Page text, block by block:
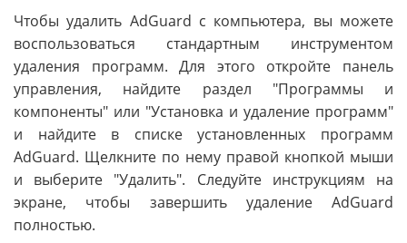
Чтобы удалить AdGuard с компьютера, вы можете
воспользоваться стандартным инструментом
удаления программ. Для этого откройте панель
управления, найдите раздел "Программы и
компоненты" или "Установка и удаление программ"
и найдите в списке установленных программ
AdGuard. Щелкните по нему правой кнопкой мыши
и выберите "Удалить". Следуйте инструкциям на
экране, чтобы завершить удаление AdGuard
полностью.